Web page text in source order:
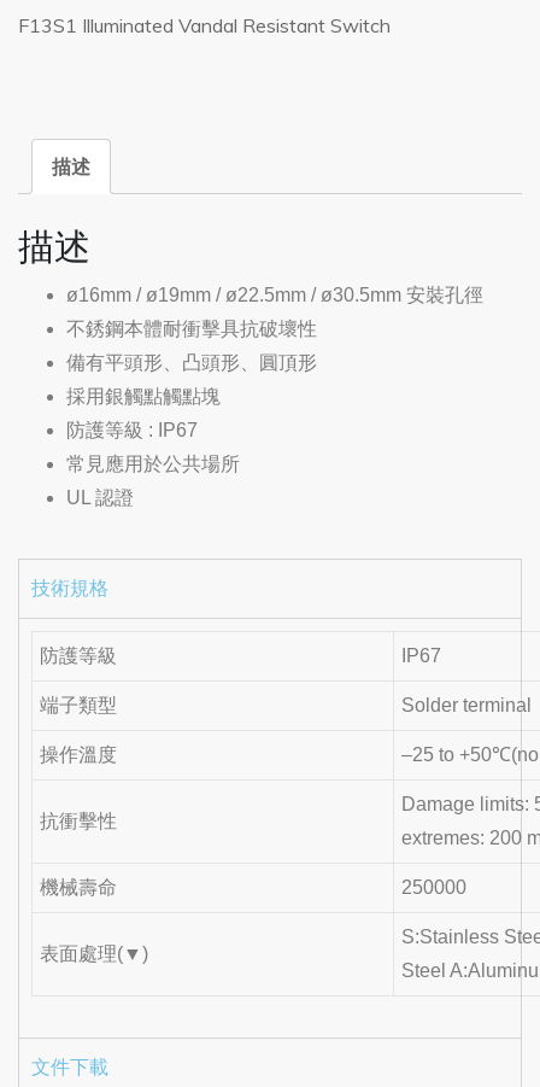
F13S1 Illuminated Vandal Resistant Switch
描述
描述
ø16mm / ø19mm / ø22.5mm / ø30.5mm 安裝孔徑
不銹鋼本體耐衝擊具抗破壞性
備有平頭形、凸頭形、圓頂形
採用銀觸點觸點塊
防護等級 : IP67
常見應用於公共場所
UL 認證
技術規格
防護等級 IP67
端子類型 Solder terminal
操作溫度 –25 to
抗衝擊性
Damage limits:
extremes: 200
機械壽命 250000
表面處理(▼)
S:Stainless
Steel
文件下載